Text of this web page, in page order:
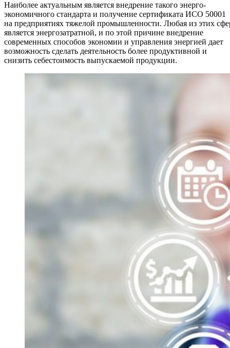
Наиболее актуальным является внедрение такого энерго-
экономичного стандарта и получение сертификата ИСО 50001
на предприятиях тяжелой промышленности. Любая из этих
является энергозатратной, и по этой причине внедрение
современных способов экономии и управления энергией дает
возможность сделать деятельность более продуктивной и
снизить себестоимость выпускаемой продукции.